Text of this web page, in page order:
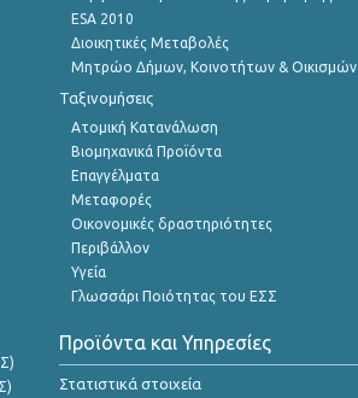
ESA 2010
Διοικητικές Μεταβολές
Μητρώο Δήμων, Κοινοτήτων & Οικισμών
Ταξινομήσεις
Ατομική Κατανάλωση
Βιομηχανικά Προϊόντα
Επαγγέλματα
Μεταφορές
Οικονομικές δραστηριότητες
Περιβάλλον
Υγεία
Γλωσσάρι Ποιότητας του ΕΣΣ
Προϊόντα και Υπηρεσίες
Στατιστικά στοιχεία